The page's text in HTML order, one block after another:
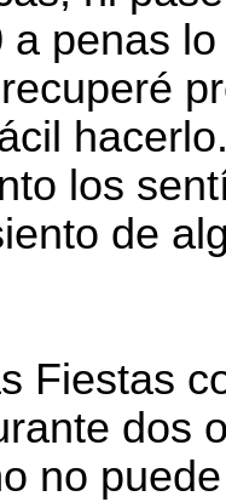
a penas
los
de
Fiestas
dos
no